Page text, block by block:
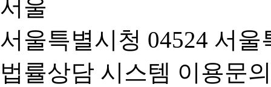
서울특별시청 04524 서
법률상담 시스템 이용문